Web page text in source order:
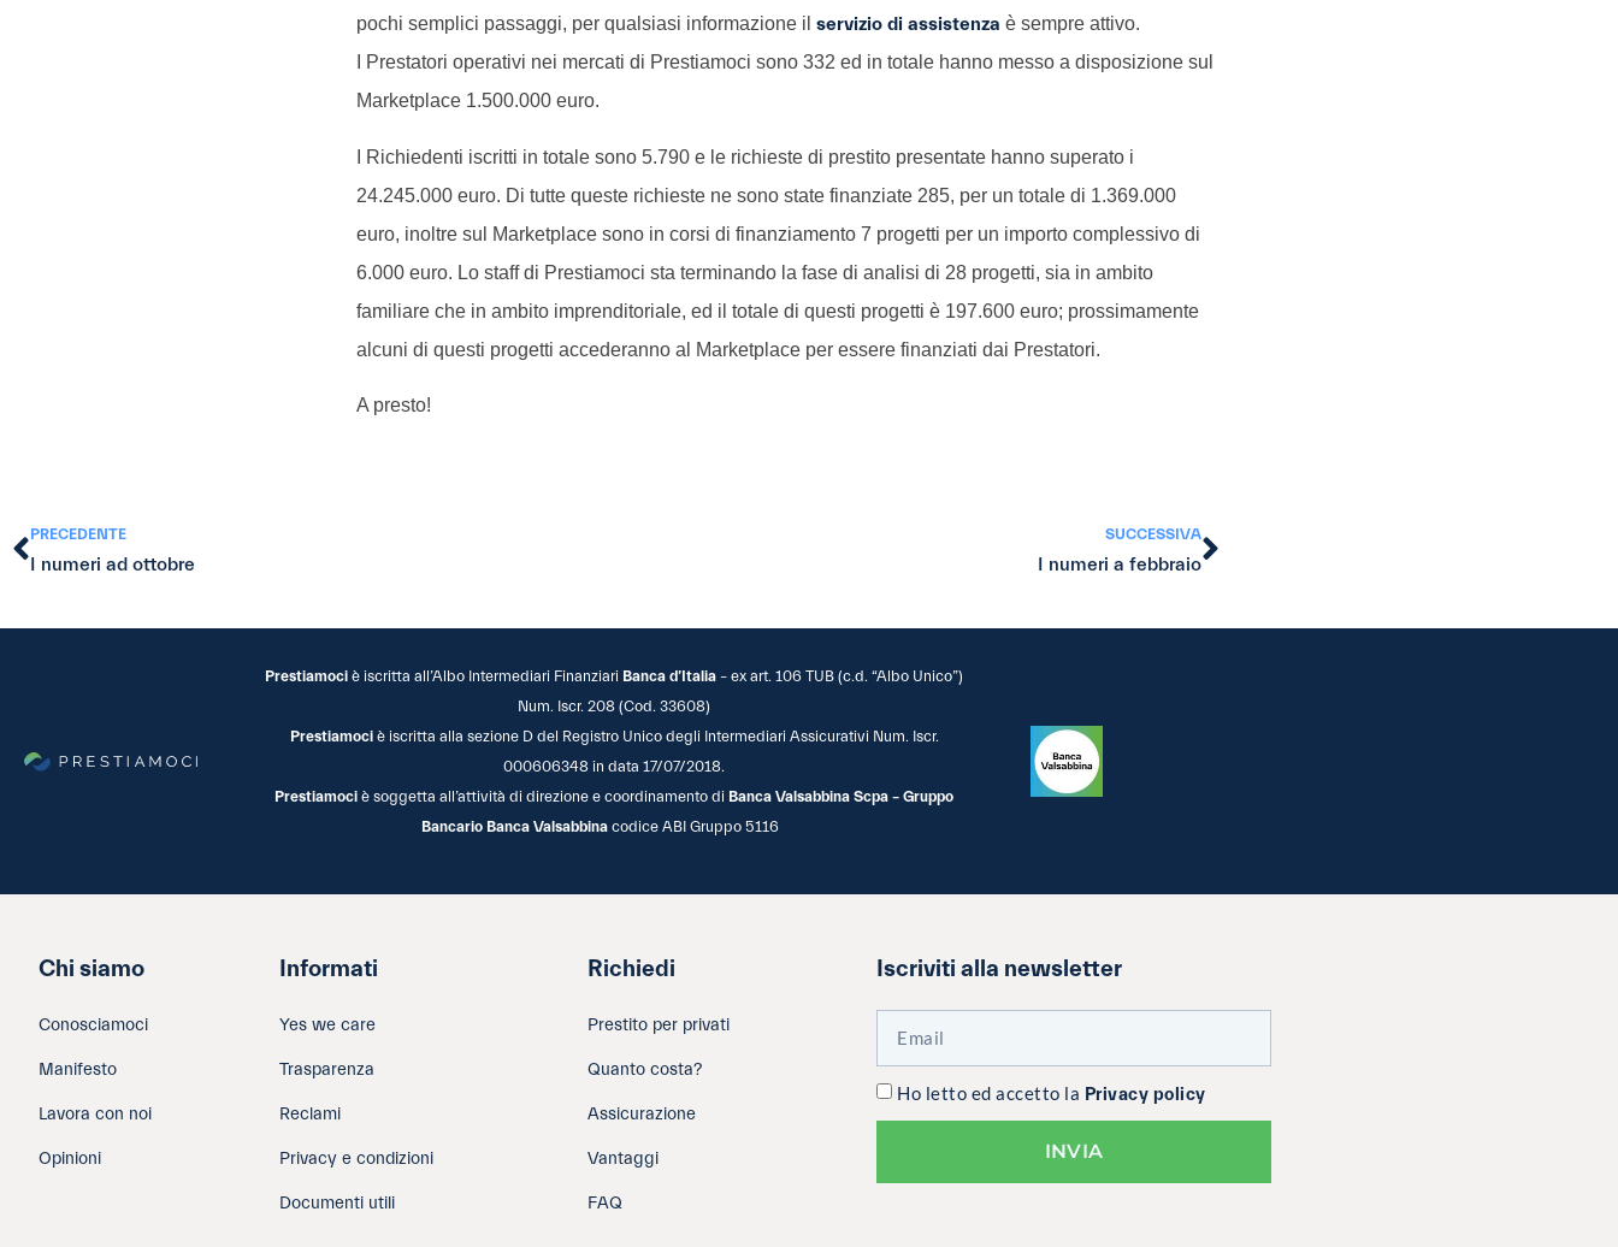
pochi semplici passaggi, per qualsiasi informazione ilservizio di assistenzaè sempre attivo.
I Prestatori operativi nei mercati di Prestiamoci sono 332 ed in totale hanno messo a disposizione sul
Marketplace 1.500.000 euro.
I Richiedenti iscritti in totale sono 5.790 e le richieste di prestito presentate hanno superato i
24.245.000 euro. Di tutte queste richieste ne sono state finanziate 285, per un totale di 1.369.000
euro, inoltre sul Marketplace sono in corsi di finanziamento 7 progetti per un importo complessivo di
6.000 euro. Lo staff di Prestiamoci sta terminando la fase di analisi di 28 progetti, sia in ambito
familiare che in ambito imprenditoriale, ed il totale di questi progetti è 197.600 euro; prossimamente
alcuni di questi progetti accederanno al Marketplace per essere finanziati dai Prestatori.
A presto!
PRECEDENTE
I numeri ad ottobre
SUCCESSIVA
I numeri a febbraio
Prestiamoci è iscritta all’Albo Intermediari Finanziari Banca d’Italia – ex art. 106 TUB (c.d. “Albo Unico”)
Num. Iscr. 208 (Cod. 33608)
Prestiamociè iscritta alla sezione D del Registro Unico degli Intermediari Assicurativi Num. Iscr.
000606348 in data 17/07/2018.
Prestiamociè soggetta all’attività di direzione e coordinamento di Banca Valsabbina Scpa – Gruppo
Bancario Banca Valsabbina codice ABI Gruppo 5116
Chi siamo
Conosciamoci
Manifesto
Lavora con noi
Opinioni
Informati
Yes we care
Trasparenza
Reclami
Privacy e condizioni
Documenti utili
Richiedi
Prestito per privati
Quanto costa?
Assicurazione
Vantaggi
FAQ
Iscriviti alla newsletter
Ho letto ed accetto la Privacy policy
INVIA